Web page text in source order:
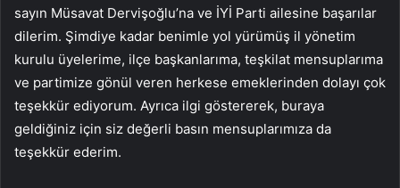
sayın Müsavat Dervişoğlu’na ve İYİ Parti ailesine başarılar
dilerim. Şimdiye kadar benimle yol yürümüş il yönetim
kurulu üyelerime, ilçe başkanlarıma, teşkilat mensuplarıma
ve partimize gönül veren herkese emeklerinden dolayı çok
teşekkür ediyorum. Ayrıca ilgi göstererek, buraya
geldiğiniz için siz değerli basın mensuplarımıza da
teşekkür ederim.